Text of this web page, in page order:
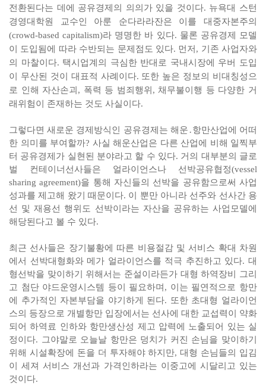
전환된다는 데에 공유경제의 의의가 있을 것이다. 뉴욕대 스턴
경영대학원 교수인 아룬 순다라라잔은 이를 대중자본주의
(crowd-based capitalism)라 명명한 바 있다. 물론 공유경제 모델
이 도입됨에 따라 수반되는 문제점도 있다. 먼저, 기존 사업자와
의 마찰이다. 택시업계의 극심한 반대로 국내시장에 우버 도입
이 무산된 것이 대표적 사례이다. 또한 높은 정보의 비대칭성으
로 인해 자산손괴, 폭력 등 범죄행위, 채무불이행 등 다양한 거
래위험이 존재하는 것도 사실이다.
그렇다면 새로운 경제방식인 공유경제는 해운․항만산업에 어떠
한 의미를 부여할까? 사실 해운산업은 다른 산업에 비해 일찍부
터 공유경제가 실현된 분야라고 할 수 있다. 거의 대부분의 글로
벌 컨테이너선사들은 얼라이언스나 선박공유협정(vessel
sharing agreement)을 통해 자신들의 선박을 공유함으로써 사업
성과를 제고해 왔기 때문이다. 이 뿐만 아니라 선주와 선사간 용
선 및 재용선 행위도 선박이라는 자산을 공유하는 사업모델에
해당된다고 볼 수 있다.
최근 선사들은 장기불황에 따른 비용절감 및 서비스 확대 차원
에서 선박대형화와 메가 얼라이언스를 적극 추진하고 있다. 대
형선박을 맞이하기 위해서는 준설이라든가 대형 하역장비 그리
고 첨단 야드운영시스템 등이 필요하며, 이는 필연적으로 항만
에 추가적인 자본부담을 야기하게 된다. 또한 초대형 얼라이언
스의 등장으로 개별항만 입장에서는 선사에 대한 교섭력이 약화
되어 하역료 인하와 항만생산성 제고 압력에 노출되어 있는 실
정이다. 그야말로 오늘날 항만은 덩치가 커진 손님을 맞이하기
위해 시설확장에 돈을 더 투자해야 하지만, 대형 손님들의 입김
이 세져 서비스 개선과 가격인하라는 이중고에 시달리고 있는
것이다.